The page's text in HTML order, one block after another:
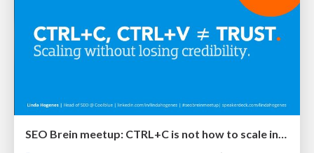
SEO Brein meetup: CTRL+C is not how to scale international SEO